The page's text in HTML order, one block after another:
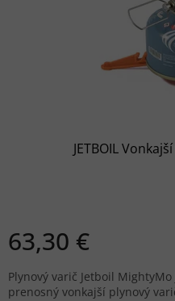
JETBOIL
63,30 €
Plynový varič Jetboil
prenosný vonkajší plynový